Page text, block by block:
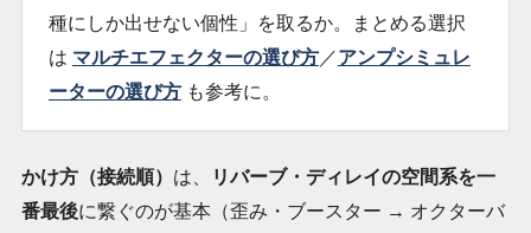
種にしか出せない個性」を取るか。まとめる選択
は マルチエフェクターの選び方／アンプシミュレ
ーターの選び方も参考に。
かけ方（接続順） は、
リバーブ・ディレイの空間系を一
番最後に繋ぐのが基本（歪み・ブースター → オクターバ